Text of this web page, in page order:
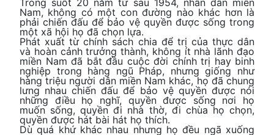
Trong suốt 20 năm từ sau 1954, nhân dân miền
Nam, không có một con đường nào khác hơn là
phải chiến đấu để bảo vệ quyền được sống trong
một xã hội họ đã chọn lựa.
Phát xuất từ chính sách chia để trị của thực dân
và hoàn cảnh trưởng thành, không ít nhà lãnh đạo
miền Nam đã bắt đầu cuộc đời chính trị hay binh
nghiệp trong hàng ngũ Pháp, nhưng giống như
hàng triệu người dân miền Nam khác, họ đã chung
lưng nhau chiến đấu để bảo vệ quyền được nói
những điều họ nghĩ, quyền được sống nơi họ
muốn sống, quyền đi nhà thờ, đi chùa họ chọn,
quyền được hát bài hát họ thích.
Dù quá khứ khác nhau nhưng họ đều ngã xuống